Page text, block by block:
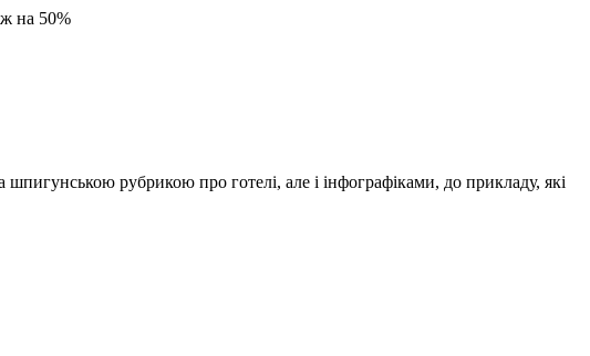
на 50%
рубрикою про готелі, але і інфографіками, до прикладу, які